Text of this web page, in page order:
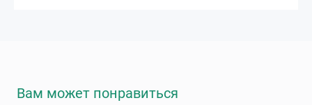
Вам может понравиться